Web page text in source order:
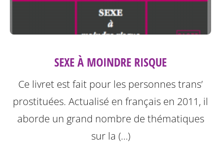
SEXE À MOINDRE RISQUE
Ce livret est fait pour les personnes trans’
prostituées. Actualisé en français en 2011, il
aborde un grand nombre de thématiques
sur la (…)